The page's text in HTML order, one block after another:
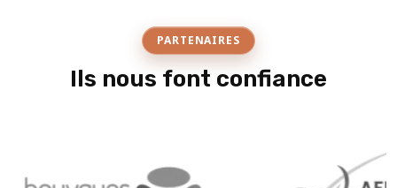
PARTENAIRES
Ils nous font confiance